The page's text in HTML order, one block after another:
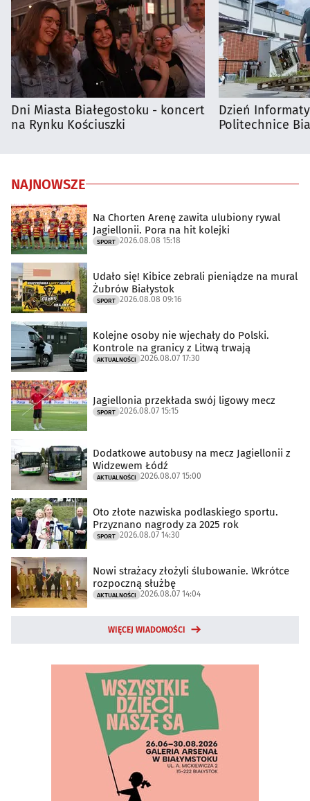
Dni Miasta Białegostoku - koncert
na Rynku Kościuszki
Dzień
Politechnice
NAJNOWSZE
Na Chorten Arenę zawita ulubiony rywal
Jagiellonii. Pora na hit kolejki
SPORT 2026.08.08 15:18
Udało się! Kibice zebrali pieniądze na mural
Żubrów Białystok
SPORT 2026.08.08 09:16
Kolejne osoby nie wjechały do Polski.
Kontrole na granicy z Litwą trwają
AKTUALNOŚCI 2026.08.07 17:30
Jagiellonia przekłada swój ligowy mecz
SPORT 2026.08.07 15:15
Dodatkowe autobusy na mecz Jagiellonii z
Widzewem Łódź
AKTUALNOŚCI 2026.08.07 15:00
Oto złote nazwiska podlaskiego sportu.
Przyznano nagrody za 2025 rok
SPORT 2026.08.07 14:30
Nowi strażacy złożyli ślubowanie. Wkrótce
rozpoczną służbę
AKTUALNOŚCI 2026.08.07 14:04
WIĘCEJ WIADOMOŚCI